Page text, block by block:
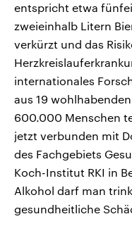
entspricht etwa
zweieinhalb Litern
verkürzt und das
internationales
aus 19
600.000 Menschen
jetzt verbunden mit
des Fachgebiets
Koch-Institut RKI in
Alkohol darf man
gesundheitliche